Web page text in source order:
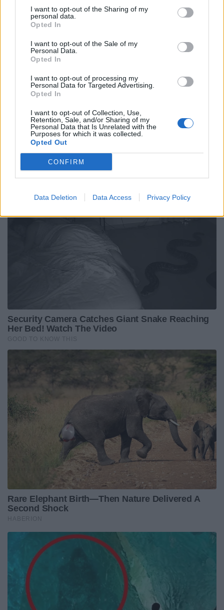
I want to opt-out of the Sharing of my
personal data.
Opted In
I want to opt-out of the Sale of my
Personal Data.
Opted In
I want to opt-out of processing my
Personal Data for Targeted Advertising.
Opted In
I want to opt-out of Collection, Use,
Retention, Sale, and/or Sharing of my
Personal Data that Is Unrelated with the
Purposes for which it was collected.
Opted Out
CONFIRM
Data Deletion Data Access Privacy Policy